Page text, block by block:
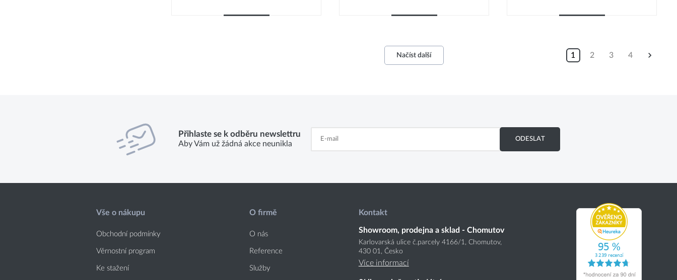
Načíst další 1 2 3 4
Přihlaste se k odběru newslettru
Aby Vám už žádná akce neunikla
ODESLAT
Vše o nákupu
Obchodní podmínky
Věrnostní program
Ke stažení
O firmě
O nás
Reference
Služby
Kontakt
Showroom, prodejna a sklad - Chomutov
Karlovarská ulice č.parcely 4166/1, Chomutov,
430 01, Česko
Více informací